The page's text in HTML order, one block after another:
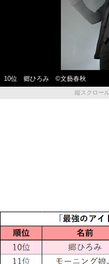
10位 郷ひろみ ©文藝春秋
縦スクロー